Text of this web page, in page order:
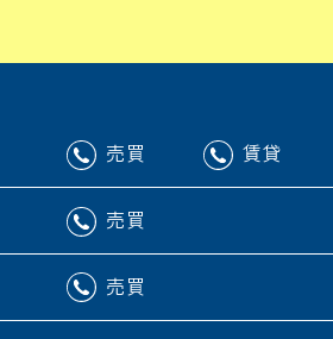
売買 賃貸
売買
売買